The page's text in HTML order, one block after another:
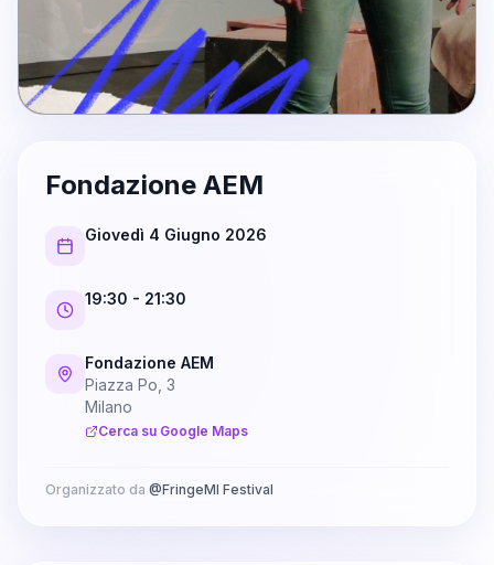
Fondazione AEM
Giovedì 4 Giugno 2026
19:30 - 21:30
Fondazione AEM
Piazza Po, 3
Milano
Cerca su Google Maps
Organizzato da @FringeMI Festival